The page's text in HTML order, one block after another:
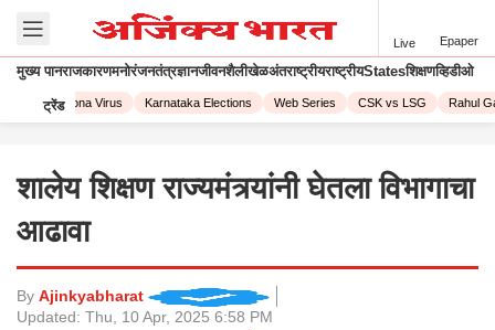
Live Epaper
मुख्य पानराजकारणमनोरंजनतंत्रज्ञानजीवनशैलीखेळअंतराष्ट्रीयराष्ट्रीयStatesशिक्षणव्हिडीओ
ट्रेंड
Corona Virus Karnataka Elections Web Series CSK vs LSG Rahul
शालेय शिक्षण राज्यमंत्र्यांनी घेतला विभागाचा
आढावा
By Ajinkyabharat
Updated: Thu, 10 Apr, 2025 6:58 PM